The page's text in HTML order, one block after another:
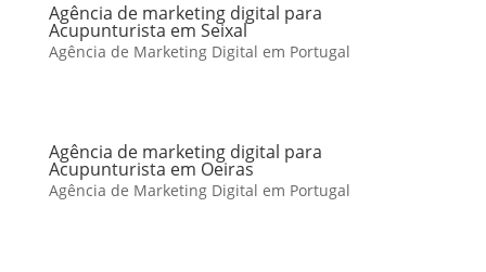
Agência de marketing digital para
Acupunturista em Seixal
Agência de Marketing Digital em Portugal
Agência de marketing digital para
Acupunturista em Oeiras
Agência de Marketing Digital em Portugal